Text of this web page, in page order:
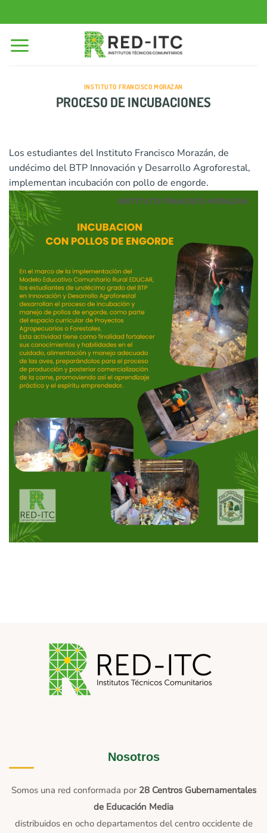
al
contenido
INSTITUTO FRANCISCO MORAZAN
PROCESO DE INCUBACIONES
Los estudiantes del Instituto Francisco Morazán, de
undécimo del BTP Innovación y Desarrollo Agroforestal,
implementan incubación con pollo de engorde.
Nosotros
Somos una red conformada por 28 Centros Gubernamentales
de Educación Media
distribuidos en ocho departamentos del centro occidente de